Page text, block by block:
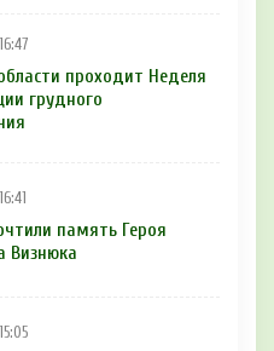
проходит Неделя
грудного
память Героя
Визнюка